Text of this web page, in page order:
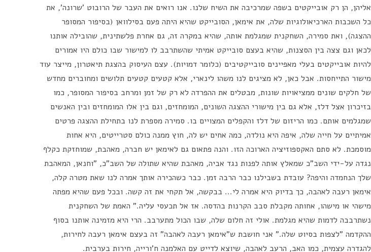
אליהן, הן רק אובייקטים בשפה שמרכיבה את השיח שלנו. אנו רואים את העבר של הרובוט 'שרונה', את
כל השכבות הארכיאולוגיות שלה, את אימאן, הסובייקט שהיא היתה פעם בסילוואן (בסיפור המסופר
ההצגה), ואת סמירה, השחקנית שמגלמת אותה, שהיא במקרה זה, גם אחרת פלשתינית, שהובילה אותנו
לכאן וגם צצה בין הסצנות, שהיא בעצם סובייקט אמיתי שהשתרבב לו למישור שבו כולם היו אמורים
להיות אובייקטים בעלי מאפיינים סובייקטיבים (כלומר דמויות). עצם העיסוק בהצגת תיאטרון, מייצר עוד
מישור התייחסות. אבל כאן, לא מציגים לנו משהו לינארי, אלא קטעים קטעים תלושים ומחוברים מחדש
של חלקים שונים ממציאויות שונות, מבטלים את ההפרדה לא רק של זמן ומרחב בסיפור המסופר, כמו
בזיכרון אצל דלז, אלא גם בין מישורי ההצגה השונים, המומחזים, וגם בין אלו המומחזים ובין האנשים
שמגלמים אותם. כמו הריזום של דלז והקפלים המצויים בו. סמירה מספרת לנו בתחילת ההצגה פרטים
אמיתיים על חייה שלה, איפה היא נולדה, כמה אחים יש לה, חוץ ממנה כולם סטרייטים, היא אחות
מוסמכת. לא סתם האקספוזיציה הארוכה הזו. והנה פתאום גם לאימאן יש חברה, מאהבת, שמוחזקת כקלף
נגדה על-ידי השב"כ שמאלץ אותה לפנות נגד אביה, מאהבת שהיא שתולה של השב"כ, "וחנאן, המאהבת
שלך הנחמדה והיפה? עובדת בשבילנו כבר הרבה זמן. כבר כשהכירה אותך אמרה לנו שאת מטרה קלה,
אימאן רעבה לאהבה, כך בדיוק היא אמרה לי... בבקשה, אל תקחי את זה קשה. ובכל פעם שהיא מפתה
מישהי או מישהו, אחותה מקבלת סבב הקרנות בהדסה. אז אל תכעסי עליה." האמת של השחקנית
נשתרבבה לדמות שהיא מגלמת. אולי זה חלום שלה, שבו הכול מתערבב. הרי היא מזמינה אותנו בסוף
ההקדמה "לצפות בסיוט שלה." אני חושבת ש"אימאן רעבה לאהבה" זה בעצם אימאן רעבה לחירות,
להגדרה עצמית, כמו האב, הרעב לאהבה, שיוצא לדייט עם האלמנה ח'ורייה, חירות בערבית.